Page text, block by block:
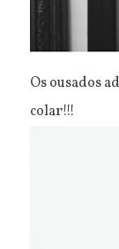
Os ousados
colar!!!